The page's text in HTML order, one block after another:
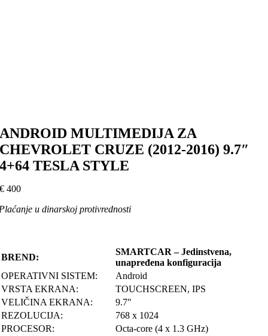
ANDROID MULTIMEDIJA ZA
CHEVROLET CRUZE (2012-2016) 9.7″
4+64 TESLA STYLE
€ 400
u dinarskoj protivrednosti
BREND:
SMARTCAR – Jedinstvena,
unapređena konfiguracija
OPERATIVNI SISTEM:
Android
VRSTA EKRANA:
TOUCHSCREEN, IPS
VELIČINA EKRANA:
9.7″
REZOLUCIJA:
768 x 1024
PROCESOR:
Octa-core (4 x 1.3 GHz)